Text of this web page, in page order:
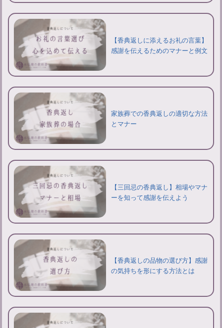
【香典返しに添えるお礼の言葉】
感謝を伝えるためのマナーと例文
家族葬での香典返しの適切な方法
とマナー
【三回忌の香典返し】相場やマナ
ーを知って感謝を伝えよう
【香典返しの品物の選び方】感謝
の気持ちを形にする方法とは